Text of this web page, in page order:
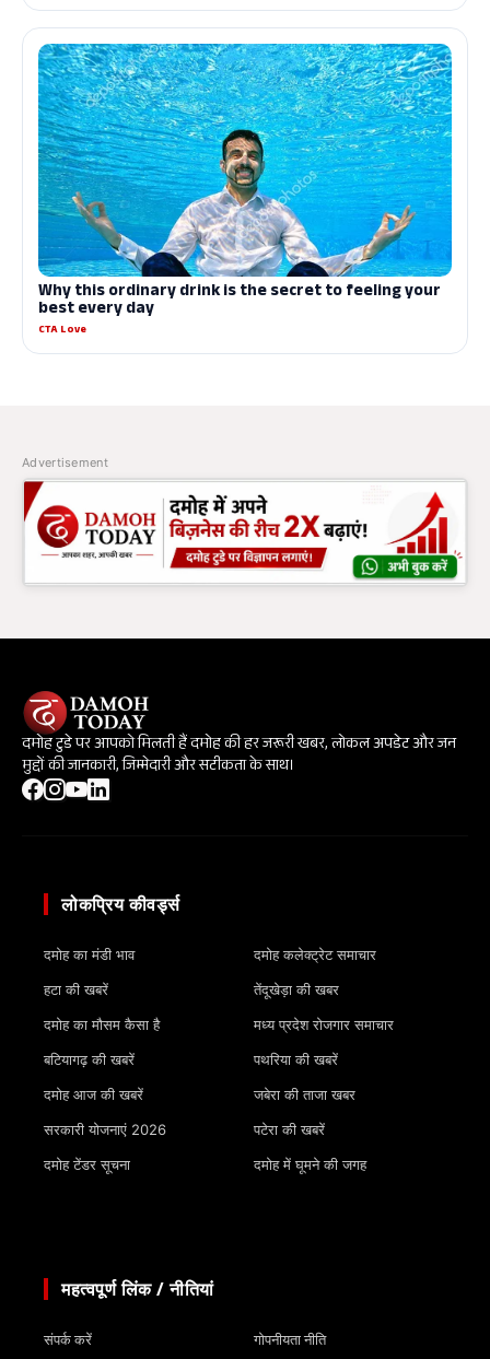
Advertisement
दमोह टुडे पर आपको मिलती हैं दमोह की हर जरूरी खबर, लोकल अपडेट और जन
मुद्दों की जानकारी, जिम्मेदारी और सटीकता के साथ।
लोकप्रिय कीवर्ड्स
दमोह का मंडी भाव
हटा की खबरें
दमोह का मौसम कैसा है
बटियागढ़ की खबरें
दमोह आज की खबरें
सरकारी योजनाएं 2026
दमोह टेंडर सूचना
दमोह कलेक्ट्रेट समाचार
तेंदूखेड़ा की खबर
मध्य प्रदेश रोजगार समाचार
पथरिया की खबरें
जबेरा की ताजा खबर
पटेरा की खबरें
दमोह में घूमने की जगह
महत्वपूर्ण लिंक / नीतियां
संपर्क करें गोपनीयता नीति